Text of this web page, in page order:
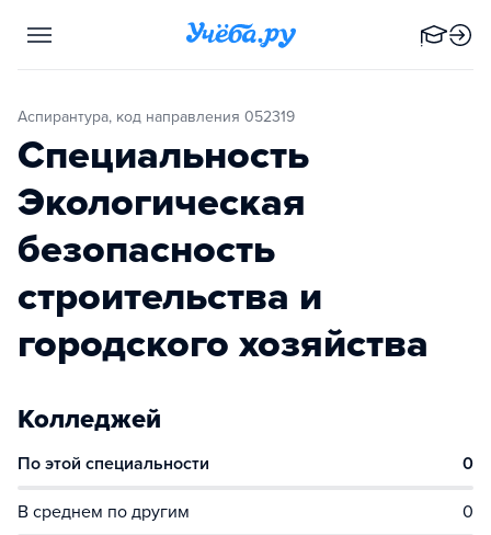
Аспирантура, код направления 052319
Специальность
Экологическая
безопасность
строительства и
городского хозяйства
Колледжей
По этой специальности 0
В среднем по другим 0